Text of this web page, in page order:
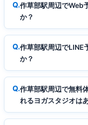
作草部駅周辺でWeb
か？
作草部駅周辺でLINE
か？
作草部駅周辺で無料
れるヨガスタジオは